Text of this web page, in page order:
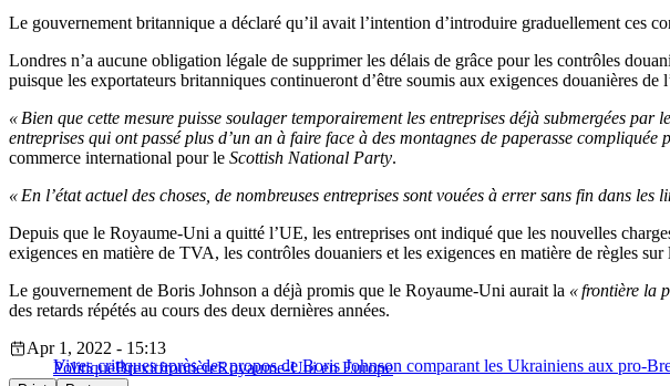
Le gouvernement britannique a déclaré qu’il avait l’intention d’introduire graduellement ces
Londres n’a aucune obligation légale de supprimer les délais de grâce pour les contrôles
puisque les exportateurs britanniques continueront d’être soumis aux exigences douanières de
« Bien que cette mesure puisse soulager temporairement les entreprises déjà submergées
entreprises qui ont passé plus d’un an à faire face à des montagnes de paperasse
commerce international pour le Scottish National Party.
« En l’état actuel des choses, de nombreuses entreprises sont vouées à errer sans fin dans les
Depuis que le Royaume-Uni a quitté l’UE, les entreprises ont indiqué que les nouvelles
exigences en matière de TVA, les contrôles douaniers et les exigences en matière de règles sur
Le gouvernement de Boris Johnson a déjà promis que le Royaume-Uni aurait la « frontière la
des retards répétés au cours des deux dernières années.
Vives critiques après des propos de Boris Johnson comparant les Ukrainiens aux pro-
Apr 1, 2022 - 15:13
PolitiqueBrexitfrontièreRoyaume-Uni en Europe